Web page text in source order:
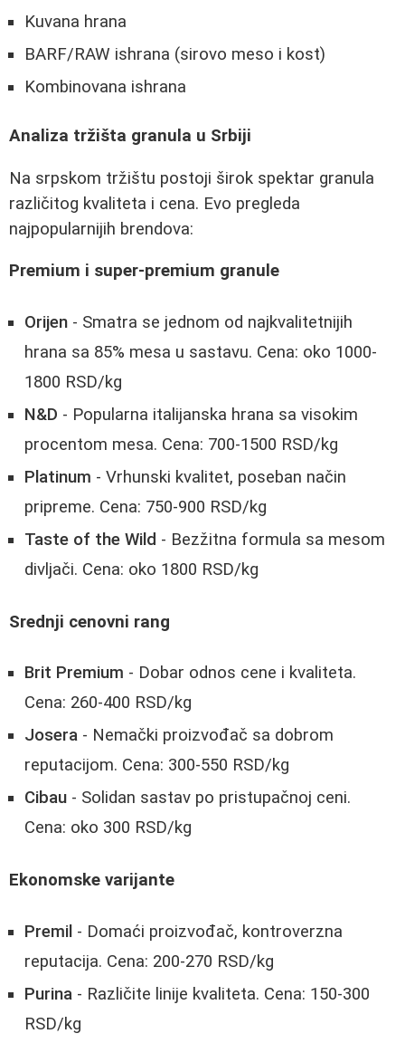
Kuvana hrana
BARF/RAW ishrana (sirovo meso i kost)
Kombinovana ishrana
Analiza tržišta granula u Srbiji
Na srpskom tržištu postoji širok spektar granula
različitog kvaliteta i cena. Evo pregleda
najpopularnijih brendova:
Premium i super-premium granule
Orijen - Smatra se jednom od najkvalitetnijih
hrana sa 85% mesa u sastavu. Cena: oko 1000-
1800 RSD/kg
N&D - Popularna italijanska hrana sa visokim
procentom mesa. Cena: 700-1500 RSD/kg
Platinum - Vrhunski kvalitet, poseban način
pripreme. Cena: 750-900 RSD/kg
Taste of the Wild - Bezžitna formula sa mesom
divljači. Cena: oko 1800 RSD/kg
Srednji cenovni rang
Brit Premium - Dobar odnos cene i kvaliteta.
Cena: 260-400 RSD/kg
Josera - Nemački proizvođač sa dobrom
reputacijom. Cena: 300-550 RSD/kg
Cibau - Solidan sastav po pristupačnoj ceni.
Cena: oko 300 RSD/kg
Ekonomske varijante
Premil - Domaći proizvođač, kontroverzna
reputacija. Cena: 200-270 RSD/kg
Purina - Različite linije kvaliteta. Cena: 150-300
RSD/kg